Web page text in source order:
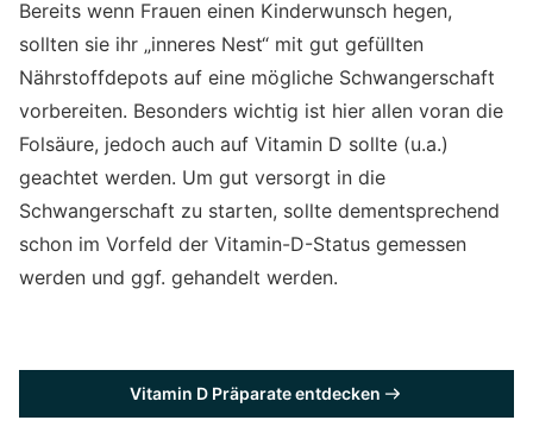
Bereits wenn Frauen einen Kinderwunsch hegen,
sollten sie ihr „inneres Nest“ mit gut gefüllten
Nährstoffdepots auf eine mögliche Schwangerschaft
vorbereiten. Besonders wichtig ist hier allen voran die
Folsäure, jedoch auch auf Vitamin D sollte (u.a.)
geachtet werden. Um gut versorgt in die
Schwangerschaft zu starten, sollte dementsprechend
schon im Vorfeld der Vitamin-D-Status gemessen
werden und ggf. gehandelt werden.
Vitamin D Präparate entdecken